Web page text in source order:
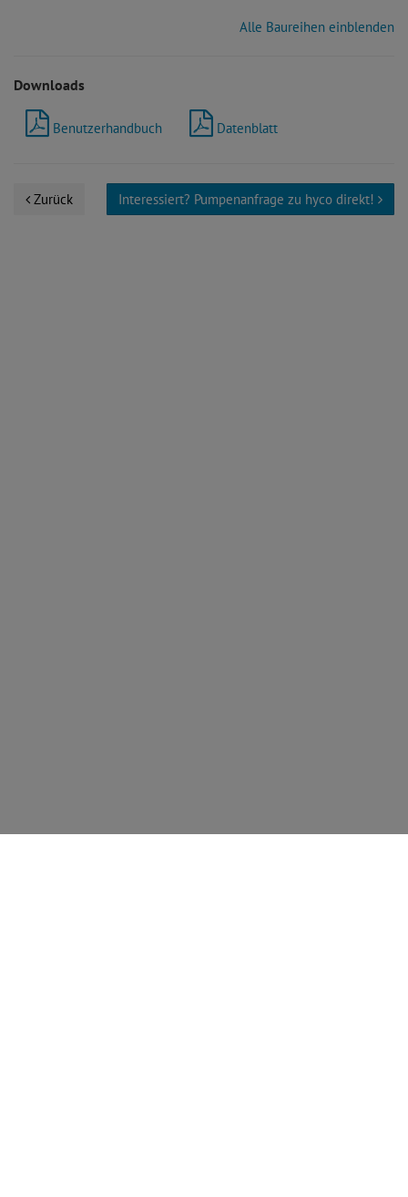
Alle Baureihen einblenden
Downloads
Benutzerhandbuch Datenblatt
Zurück Interessiert? Pumpenanfrage zu hyco direkt!